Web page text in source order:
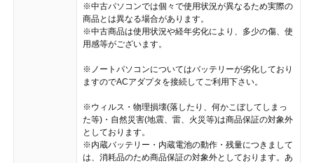
※中古パソコンでは個々で使用状況が異なるため実際の
商品とは異なる場合があります。
※中古商品は使用状況や経年劣化により、多少の傷、使
用感等がございます。
※ノートパソコンについてはバッテリーが劣化しており
ますのでACアダプタを接続してご利用下さい。
※ウィルス・物理損壊(落したり、何かこぼしてしまっ
た等)・自然災害(地震、雷、火災等)は商品保証の対象外
としております。
※内蔵バッテリー・内蔵電池の動作・残量につきまして
は、消耗品のため商品保証の対象外としております。あ